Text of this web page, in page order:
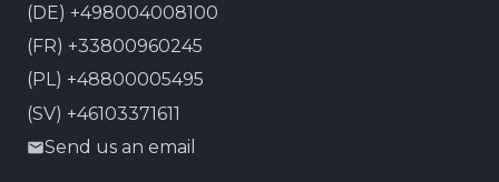
(DE) +498004008100
(FR) +33800960245
(PL) +48800005495
(SV) +46103371611
Send us an email